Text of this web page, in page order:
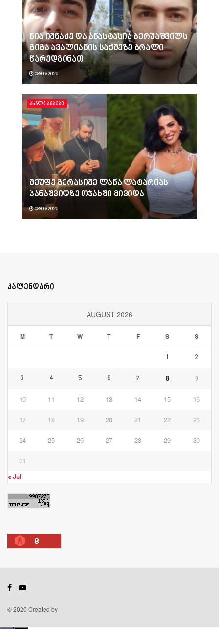
ნია იმნაძე და ანასტასია ბერუაშვილს
გიგა ავალიანის საქმეზე ბრალი
წარედგინათ
08/06/2026
ᲐᲮᲐᲚᲘ ᲐᲛᲑᲔᲑᲘ
მეუფე გერასიმე ლანა ლატარიას
პანაშვიდზე ოჯახში მივიდა
08/06/2026
კალენდარი
AUGUST 2026
M T W T F S S
1 2
3 4 5 6 7 8 9
10 11 12 13 14 15 16
17 18 19 20 21 22 23
24 25 26 27 28 29 30
31
« Jul
8
© 2020 Created by